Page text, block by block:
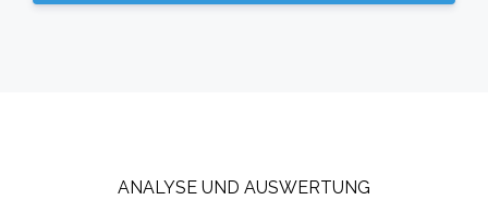
ANALYSE UND AUSWERTUNG